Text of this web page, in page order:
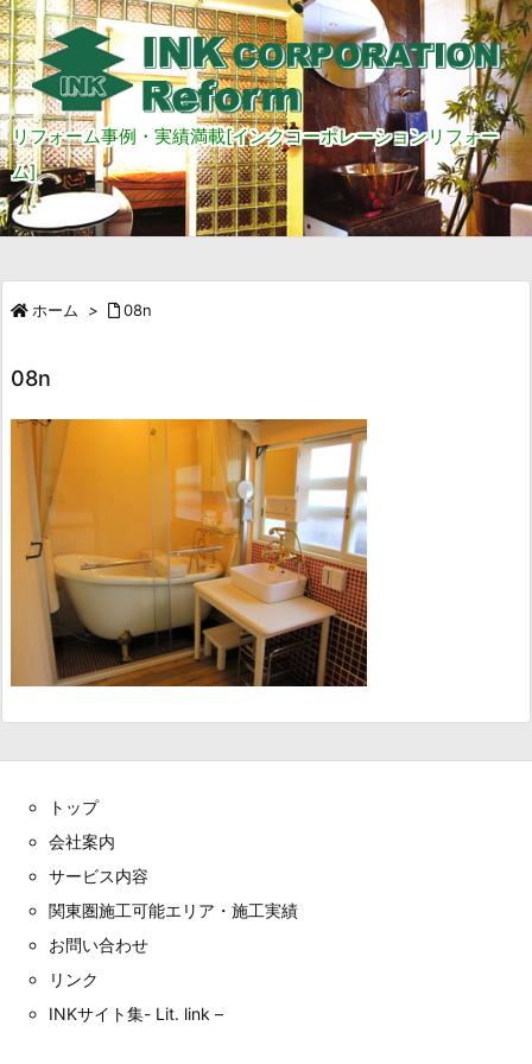
リフォーム事例・実績満載[インクコーポレーションリフォー
ム]
ホーム > 08n
08n
トップ
会社案内
サービス内容
関東圏施工可能エリア・施工実績
お問い合わせ
リンク
INKサイト集- Lit. link –